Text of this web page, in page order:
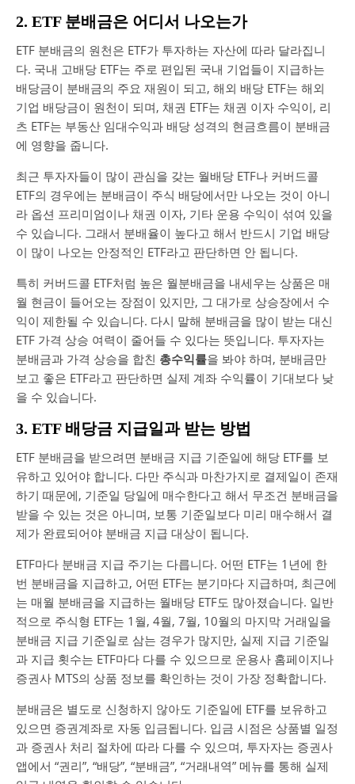
2. ETF 분배금은 어디서 나오는가
ETF 분배금의 원천은 ETF가 투자하는 자산에 따라 달라집니
다. 국내 고배당 ETF는 주로 편입된 국내 기업들이 지급하는
배당금이 분배금의 주요 재원이 되고, 해외 배당 ETF는 해외
기업 배당금이 원천이 되며, 채권 ETF는 채권 이자 수익이, 리
츠 ETF는 부동산 임대수익과 배당 성격의 현금흐름이 분배금
에 영향을 줍니다.
최근 투자자들이 많이 관심을 갖는 월배당 ETF나 커버드콜
ETF의 경우에는 분배금이 주식 배당에서만 나오는 것이 아니
라 옵션 프리미엄이나 채권 이자, 기타 운용 수익이 섞여 있을
수 있습니다. 그래서 분배율이 높다고 해서 반드시 기업 배당
이 많이 나오는 안정적인 ETF라고 판단하면 안 됩니다.
특히 커버드콜 ETF처럼 높은 월분배금을 내세우는 상품은 매
월 현금이 들어오는 장점이 있지만, 그 대가로 상승장에서 수
익이 제한될 수 있습니다. 다시 말해 분배금을 많이 받는 대신
ETF 가격 상승 여력이 줄어들 수 있다는 뜻입니다. 투자자는
분배금과 가격 상승을 합친 총수익률을 봐야 하며, 분배금만
보고 좋은 ETF라고 판단하면 실제 계좌 수익률이 기대보다 낮
을 수 있습니다.
3. ETF 배당금 지급일과 받는 방법
ETF 분배금을 받으려면 분배금 지급 기준일에 해당 ETF를 보
유하고 있어야 합니다. 다만 주식과 마찬가지로 결제일이 존재
하기 때문에, 기준일 당일에 매수한다고 해서 무조건 분배금을
받을 수 있는 것은 아니며, 보통 기준일보다 미리 매수해서 결
제가 완료되어야 분배금 지급 대상이 됩니다.
ETF마다 분배금 지급 주기는 다릅니다. 어떤 ETF는 1년에 한
번 분배금을 지급하고, 어떤 ETF는 분기마다 지급하며, 최근에
는 매월 분배금을 지급하는 월배당 ETF도 많아졌습니다. 일반
적으로 주식형 ETF는 1월, 4월, 7월, 10월의 마지막 거래일을
분배금 지급 기준일로 삼는 경우가 많지만, 실제 지급 기준일
과 지급 횟수는 ETF마다 다를 수 있으므로 운용사 홈페이지나
증권사 MTS의 상품 정보를 확인하는 것이 가장 정확합니다.
분배금은 별도로 신청하지 않아도 기준일에 ETF를 보유하고
있으면 증권계좌로 자동 입금됩니다. 입금 시점은 상품별 일정
과 증권사 처리 절차에 따라 다를 수 있으며, 투자자는 증권사
앱에서 “권리”, “배당”, “분배금”, “거래내역” 메뉴를 통해 실제